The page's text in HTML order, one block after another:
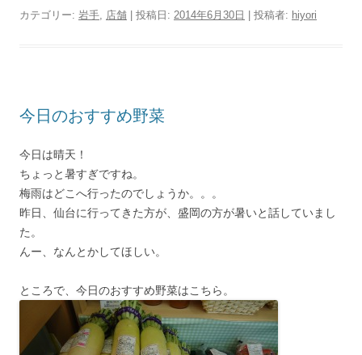
カテゴリー: 岩手, 店舗 | 投稿日: 2014年6月30日 投稿者: hiyori
今日のおすすめ野菜
今日は晴天！
ちょっと暑すぎですね。
梅雨はどこへ行ったのでしょうか。。。
昨日、仙台に行ってきた方が、盛岡の方が暑いと話していまし
た。
んー、なんとかしてほしい。
ところで、今日のおすすめ野菜はこちら。